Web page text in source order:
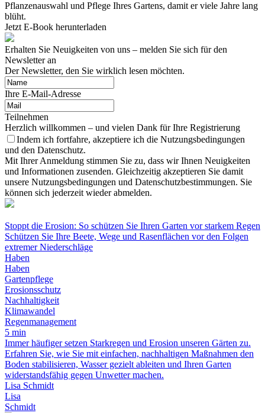
Pflanzenauswahl und Pflege Ihres Gartens, damit er viele Jahre lang
blüht.
Jetzt E-Book herunterladen
Erhalten Sie Neuigkeiten von uns – melden Sie sich für den
Newsletter an
Der Newsletter, den Sie wirklich lesen möchten.
Ihre E-Mail-Adresse
Teilnehmen
Herzlich willkommen – und vielen Dank für Ihre Registrierung
Indem ich fortfahre, akzeptiere ich die Nutzungsbedingungen
und den Datenschutz.
Mit Ihrer Anmeldung stimmen Sie zu, dass wir Ihnen Neuigkeiten
und Informationen zusenden. Gleichzeitig akzeptieren Sie damit
unsere Nutzungsbedingungen und Datenschutzbestimmungen. Sie
können sich jederzeit wieder abmelden.
Stoppt die Erosion: So schützen Sie Ihren Garten vor starkem Regen
Schützen Sie Ihre Beete, Wege und Rasenflächen vor den Folgen
extremer Niederschläge
Haben
Haben
Gartenpflege
Erosionsschutz
Nachhaltigkeit
Klimawandel
Regenmanagement
5 min
Immer häufiger setzen Starkregen und Erosion unseren Gärten zu.
Erfahren Sie, wie Sie mit einfachen, nachhaltigen Maßnahmen den
Boden stabilisieren, Wasser gezielt ableiten und Ihren Garten
widerstandsfähig gegen Unwetter machen.
Lisa Schmidt
Lisa
Schmidt